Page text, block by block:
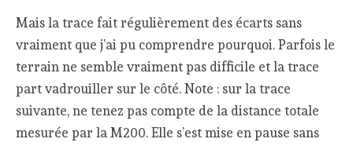
Mais la trace fait régulièrement des écarts sans
vraiment que j’ai pu comprendre pourquoi. Parfois le
terrain ne semble vraiment pas difficile et la trace
part vadrouiller sur le côté. Note : sur la trace
suivante, ne tenez pas compte de la distance totale
mesurée par la M200. Elle s’est mise en pause sans